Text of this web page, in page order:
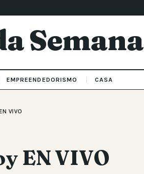
Semana
EMPREENDEDORISMO CASA
VIVO
EN VIVO